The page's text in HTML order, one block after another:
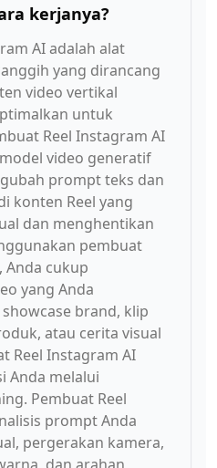
kerjanya?
AI adalah alat
yang dirancang
video vertikal
untuk
Reel Instagram AI
video generatif
prompt teks dan
konten Reel yang
dan menghentikan
pembuat
Anda cukup
yang Anda
brand, klip
atau cerita visual
Reel Instagram AI
Anda melalui
Pembuat Reel
prompt Anda
pergerakan kamera,